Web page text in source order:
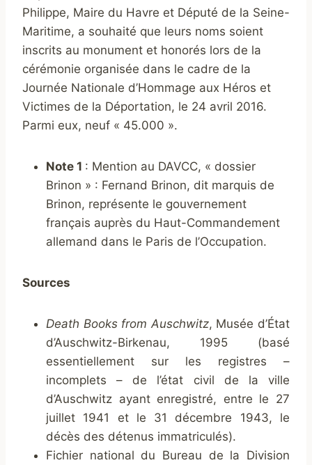
Philippe, Maire du Havre et Député de la Seine-
Maritime, a souhaité que leurs noms soient
inscrits au monument et honorés lors de la
cérémonie organisée dans le cadre de la
Journée Nationale d’Hommage aux Héros et
Victimes de la Déportation, le 24 avril 2016.
Parmi eux, neuf « 45.000 ».
Note 1 : Mention au DAVCC, « dossier
Brinon » : Fernand Brinon, dit marquis de
Brinon, représente le gouvernement
français auprès du Haut-Commandement
allemand dans le Paris de l’Occupation.
Sources
Death Books from Auschwitz, Musée d’État
d’Auschwitz-Birkenau, 1995 (basé
essentiellement sur les registres –
incomplets – de l’état civil de la ville
d’Auschwitz ayant enregistré, entre le 27
juillet 1941 et le 31 décembre 1943, le
décès des détenus immatriculés).
Fichier national du Bureau de la Division